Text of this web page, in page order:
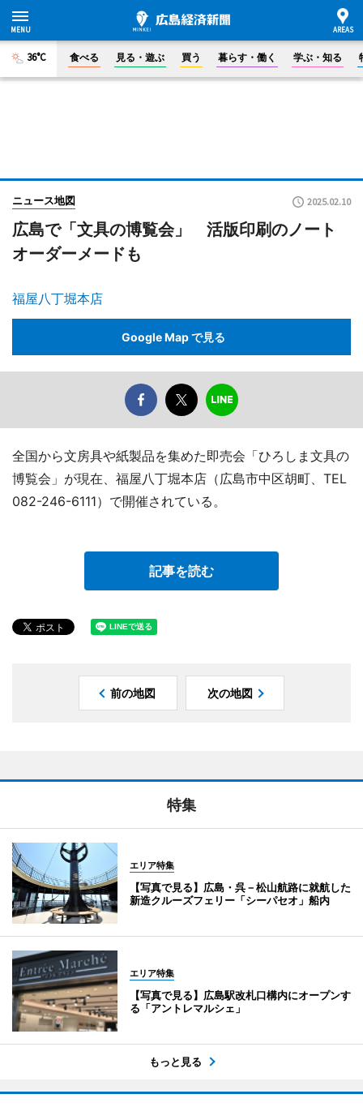
36°C 食べる 見る・遊ぶ 買う 暮らす・働く 学ぶ・知る
ニュース地図 2025.02.10
広島で「文具の博覧会」 活版印刷のノート
オーダーメードも
福屋八丁堀本店
Google Map で見る
全国から文房具や紙製品を集めた即売会「ひろしま文具の
博覧会」が現在、福屋八丁堀本店（広島市中区胡町、TEL
082-246-6111）で開催されている。
記事を読む
前の地図 次の地図
特集
エリア特集
【写真で見る】広島・呉－松山航路に就航した
新造クルーズフェリー「シーパセオ」船内
エリア特集
【写真で見る】広島駅改札口構内にオープンす
る「アントレマルシェ」
もっと見る